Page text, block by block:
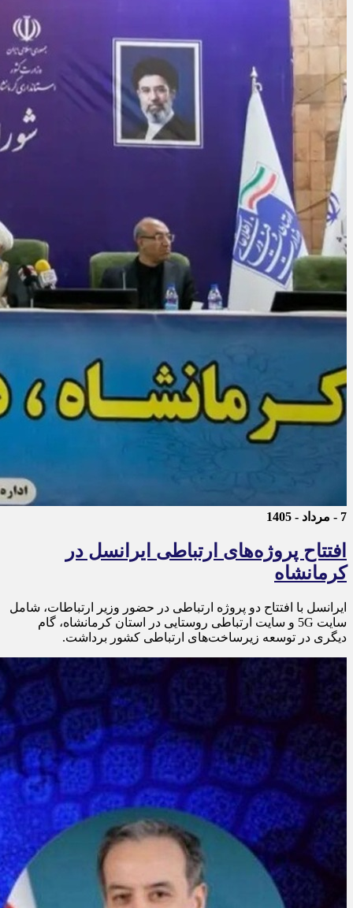
7 - مرداد - 1405
افتتاح پروژه‌های ارتباطی ایرانسل در
کرمانشاه
ایرانسل با افتتاح دو پروژه ارتباطی در حضور وزیر ارتباطات، شامل
سایت 5G و سایت ارتباطی روستایی در استان کرمانشاه، گام
دیگری در توسعه زیرساخت‌های ارتباطی کشور برداشت.